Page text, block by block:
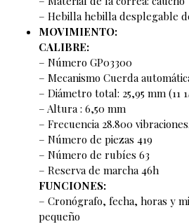
– Hebilla hebilla desplegable
MOVIMIENTO:
CALIBRE:
– Número GP03300
– Mecanismo Cuerda
– Diámetro total: 25,95 mm (11
– Altura : 6,50 mm
– Frecuencia 28.800
– Número de piezas 419
– Número de rubíes 63
– Reserva de marcha 46h
FUNCIONES:
– Cronógrafo, fecha, horas y
pequeño